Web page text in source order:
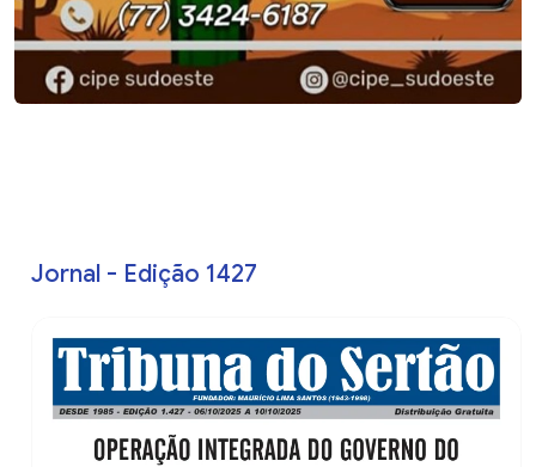
Jornal - Edição 1427